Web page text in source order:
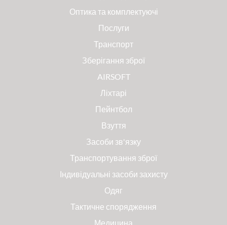
Оптика та комплектуючі
Послуги
Транспорт
Зберігання зброї
AIRSOFT
Ліхтарі
Пейнтбол
Взуття
Засоби зв'язку
Транспортування зброї
Індивідуальні засоби захисту
Одяг
Тактичне спорядження
Медицина